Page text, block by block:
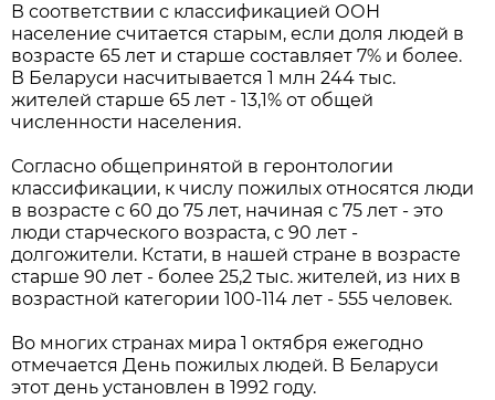
В соответствии с классификацией ООН
население считается старым, если доля людей в
возрасте 65 лет и старше составляет 7% и более.
В Беларуси насчитывается 1 млн 244 тыс.
жителей старше 65 лет - 13,1% от общей
численности населения.
Согласно общепринятой в геронтологии
классификации, к числу пожилых относятся люди
в возрасте с 60 до 75 лет, начиная с 75 лет - это
люди старческого возраста, с 90 лет -
долгожители. Кстати, в нашей стране в возрасте
старше 90 лет - более 25,2 тыс. жителей, из них в
возрастной категории 100-114 лет - 555 человек.
Во многих странах мира 1 октября ежегодно
отмечается День пожилых людей. В Беларуси
этот день установлен в 1992 году.